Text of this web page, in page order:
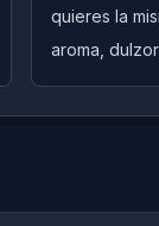
quieres la
aroma,